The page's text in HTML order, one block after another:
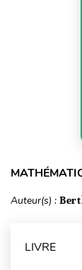
Auteur(s) :
LIVRE